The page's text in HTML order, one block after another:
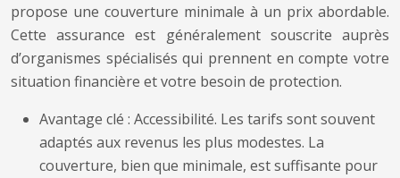
propose une couverture minimale à un prix abordable.
Cette assurance est généralement souscrite auprès
d’organismes spécialisés qui prennent en compte votre
situation financière et votre besoin de protection.
Avantage clé : Accessibilité. Les tarifs sont souvent
adaptés aux revenus les plus modestes. La
couverture, bien que minimale, est suffisante pour